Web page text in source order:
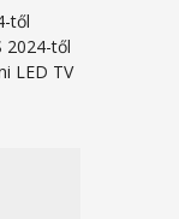
től
2024-től
LED TV